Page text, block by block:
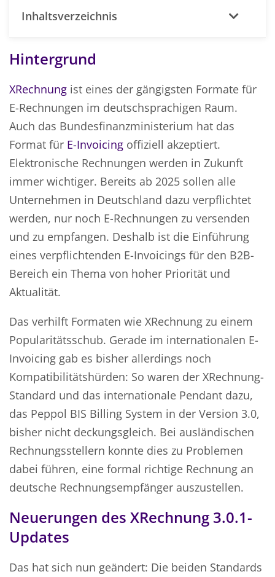
Inhaltsverzeichnis
Hintergrund
XRechnung ist eines der gängigsten Formate für
E-Rechnungen im deutschsprachigen Raum.
Auch das Bundesfinanzministerium hat das
Format für E-Invoicing offiziell akzeptiert.
Elektronische Rechnungen werden in Zukunft
immer wichtiger. Bereits ab 2025 sollen alle
Unternehmen in Deutschland dazu verpflichtet
werden, nur noch E-Rechnungen zu versenden
und zu empfangen. Deshalb ist die Einführung
eines verpflichtenden E-Invoicings für den B2B-
Bereich ein Thema von hoher Priorität und
Aktualität.
Das verhilft Formaten wie XRechnung zu einem
Popularitätsschub. Gerade im internationalen E-
Invoicing gab es bisher allerdings noch
Kompatibilitätshürden: So waren der XRechnung-
Standard und das internationale Pendant dazu,
das Peppol BIS Billing System in der Version 3.0,
bisher nicht deckungsgleich. Bei ausländischen
Rechnungsstellern konnte dies zu Problemen
dabei führen, eine formal richtige Rechnung an
deutsche Rechnungsempfänger auszustellen.
Neuerungen des XRechnung 3.0.1-
Updates
Das hat sich nun geändert: Die beiden Standards